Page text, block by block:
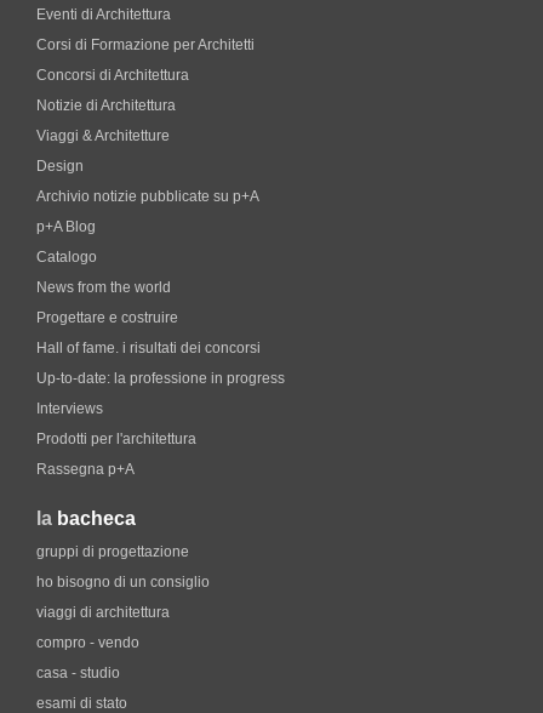
Eventi di Architettura
Corsi di Formazione per Architetti
Concorsi di Architettura
Notizie di Architettura
Viaggi & Architetture
Design
Archivio notizie pubblicate su p+A
p+A Blog
Catalogo
News from the world
Progettare e costruire
Hall of fame. i risultati dei concorsi
Up-to-date: la professione in progress
Interviews
Prodotti per l'architettura
Rassegna p+A
la bacheca
gruppi di progettazione
ho bisogno di un consiglio
viaggi di architettura
compro - vendo
casa - studio
esami di stato